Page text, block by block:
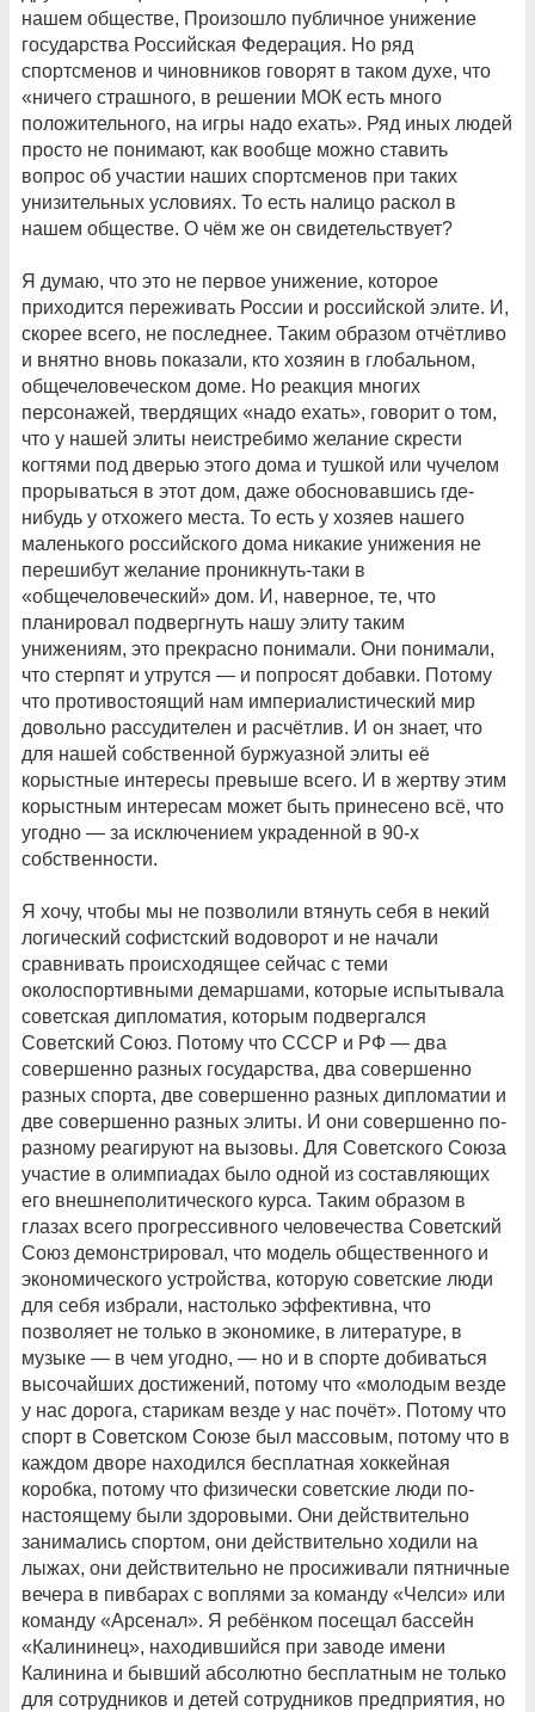
нашем обществе, Произошло публичное унижение
государства Российская Федерация. Но ряд
спортсменов и чиновников говорят в таком духе, что
«ничего страшного, в решении МОК есть много
положительного, на игры надо ехать». Ряд иных людей
просто не понимают, как вообще можно ставить
вопрос об участии наших спортсменов при таких
унизительных условиях. То есть налицо раскол в
нашем обществе. О чём же он свидетельствует?
Я думаю, что это не первое унижение, которое
приходится переживать России и российской элите. И,
скорее всего, не последнее. Таким образом отчётливо
и внятно вновь показали, кто хозяин в глобальном,
общечеловеческом доме. Но реакция многих
персонажей, твердящих «надо ехать», говорит о том,
что у нашей элиты неистребимо желание скрести
когтями под дверью этого дома и тушкой или чучелом
прорываться в этот дом, даже обосновавшись где-
нибудь у отхожего места. То есть у хозяев нашего
маленького российского дома никакие унижения не
перешибут желание проникнуть-таки в
«общечеловеческий» дом. И, наверное, те, что
планировал подвергнуть нашу элиту таким
унижениям, это прекрасно понимали. Они понимали,
что стерпят и утрутся — и попросят добавки. Потому
что противостоящий нам империалистический мир
довольно рассудителен и расчётлив. И он знает, что
для нашей собственной буржуазной элиты её
корыстные интересы превыше всего. И в жертву этим
корыстным интересам может быть принесено всё, что
угодно — за исключением украденной в 90-х
собственности.
Я хочу, чтобы мы не позволили втянуть себя в некий
логический софистский водоворот и не начали
сравнивать происходящее сейчас с теми
околоспортивными демаршами, которые испытывала
советская дипломатия, которым подвергался
Советский Союз. Потому что СССР и РФ — два
совершенно разных государства, два совершенно
разных спорта, две совершенно разных дипломатии и
две совершенно разных элиты. И они совершенно по-
разному реагируют на вызовы. Для Советского Союза
участие в олимпиадах было одной из составляющих
его внешнеполитического курса. Таким образом в
глазах всего прогрессивного человечества Советский
Союз демонстрировал, что модель общественного и
экономического устройства, которую советские люди
для себя избрали, настолько эффективна, что
позволяет не только в экономике, в литературе, в
музыке — в чем угодно, — но и в спорте добиваться
высочайших достижений, потому что «молодым везде
у нас дорога, старикам везде у нас почёт». Потому что
спорт в Советском Союзе был массовым, потому что в
каждом дворе находился бесплатная хоккейная
коробка, потому что физически советские люди по-
настоящему были здоровыми. Они действительно
занимались спортом, они действительно ходили на
лыжах, они действительно не просиживали пятничные
вечера в пивбарах с воплями за команду «Челси» или
команду «Арсенал». Я ребёнком посещал бассейн
«Калининец», находившийся при заводе имени
Калинина и бывший абсолютно бесплатным не только
для сотрудников и детей сотрудников предприятия, но